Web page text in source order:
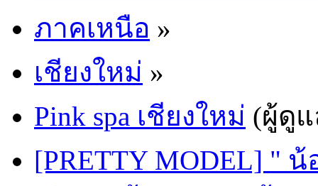
ภาคเหนือ »
เชียงใหม่ »
Pink spa เชียงใหม่ (ผู้ดู
[PRETTY MODEL] "